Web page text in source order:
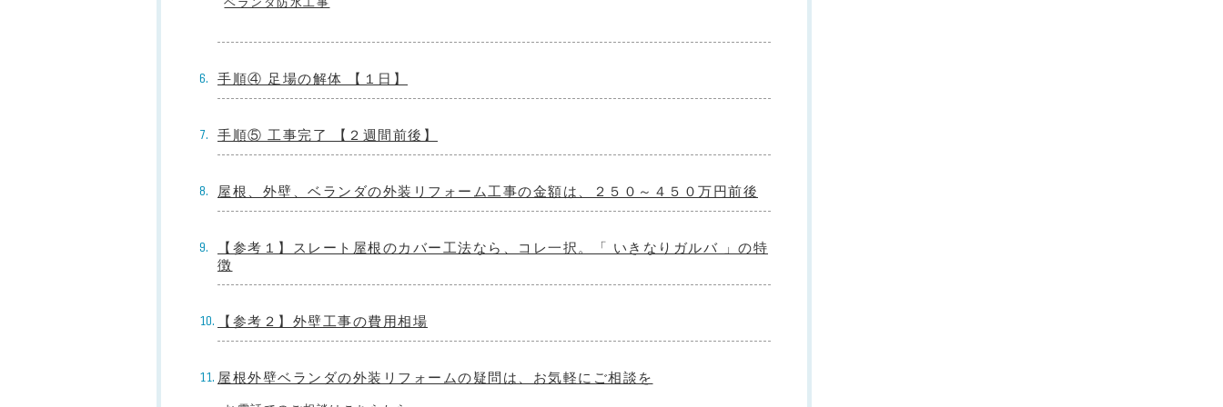
手順④ 足場の解体 【１日】
手順⑤ 工事完了 【２週間前後】
屋根、外壁、ベランダの外装リフォーム工事の金額は、２５０～４５０万円前後
【参考１】スレート屋根のカバー工法なら、コレ一択。「 いきなりガルバ 」の特
徴
【参考２】外壁工事の費用相場
屋根外壁ベランダの外装リフォームの疑問は、お気軽にご相談を